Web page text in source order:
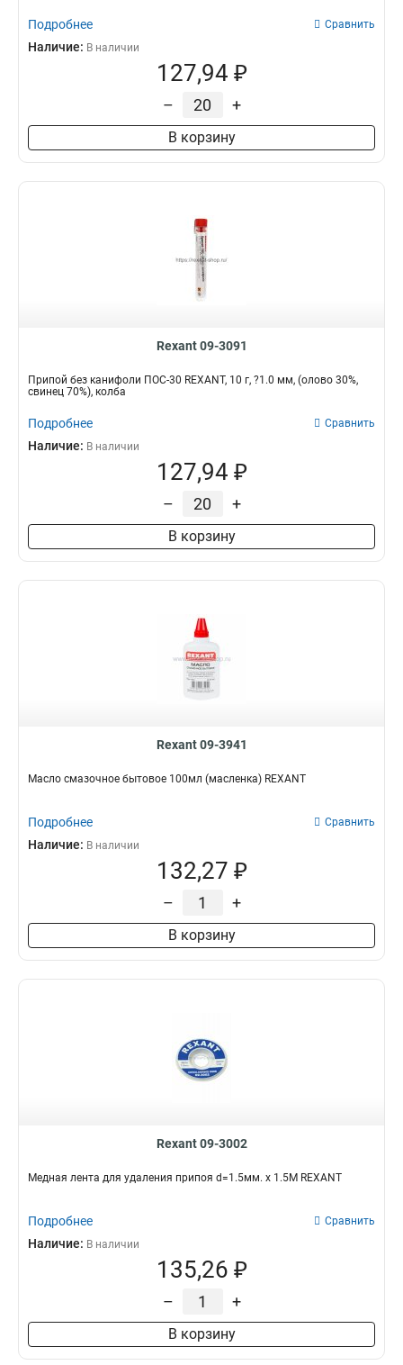
Подробнее Сравнить
Наличие: В наличии
127,94 ₽
– +
В корзину
Rexant 09-3091
Припой без канифоли ПОС-30 REXANT, 10 г, ?1.0 мм, (олово 30%,
свинец 70%), колба
Подробнее Сравнить
Наличие: В наличии
127,94 ₽
– +
В корзину
Rexant 09-3941
Масло смазочное бытовое 100мл (масленка) REXANT
Подробнее Сравнить
Наличие: В наличии
132,27 ₽
– +
В корзину
Rexant 09-3002
Медная лента для удаления припоя d=1.5мм. x 1.5М REXANT
Подробнее Сравнить
Наличие: В наличии
135,26 ₽
– +
В корзину